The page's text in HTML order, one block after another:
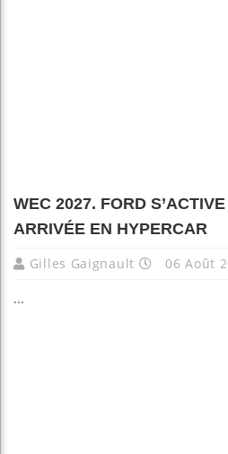
WEC 2027. FORD
ARRIVÉE EN HYPERCAR
Gilles Gaignault 06 Août
...